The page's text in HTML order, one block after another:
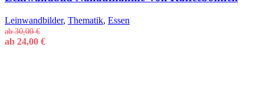
Leinwandbilder, Thematik, Essen
ab30,00€
ab 24,00 €